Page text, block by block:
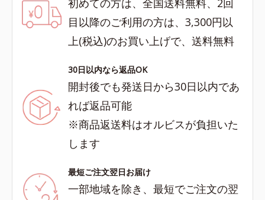
初めての方は、全国送料無料、2回
目以降のご利用の方は、3,300円以
上(税込)のお買い上げで、送料無料
30日以内なら返品OK
開封後でも発送日から30日以内であ
れば返品可能
※商品返送料はオルビスが負担いた
します
最短ご注文翌日お届け
一部地域を除き、最短でご注文の翌